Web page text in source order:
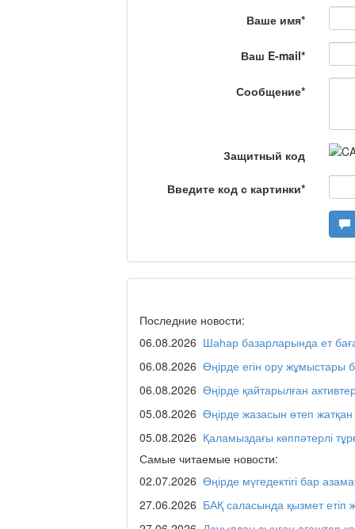
Что скажет доктор?
Станем чемпионами
Я открываю мир /
Дәрігер не айтады?
Maslihat LIVE
Отчётная встреча
қаласы әкімінің
REGION 04
Люди города /
Ваше имя*
Ваш E-mail*
Сообщение*
Защитный код
Введите код с картинки*
Последние новости:
06.08.2026 Шаһар базарларында ет
06.08.2026 Өңірде егін ору жұмыстары
06.08.2026 Өңірде қайтарылған
05.08.2026 Өңірде жазасын өтеп
05.08.2026 Қаламыздағы көппәтерлі
Самые читаемые новости:
02.07.2026 Өңірде мүгедектігі бар
27.06.2026 БАҚ саласында қызмет етіп